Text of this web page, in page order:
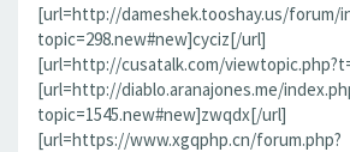
[url=http://dameshek.tooshay.us/forum/
topic=298.new#new]cyciz[/url]
[url=http://cusatalk.com/
[url=http://diablo.aranajones.me/
topic=1545.new#new]zwqdx[/url]
[url=https://www.xgqphp.cn/forum.php?